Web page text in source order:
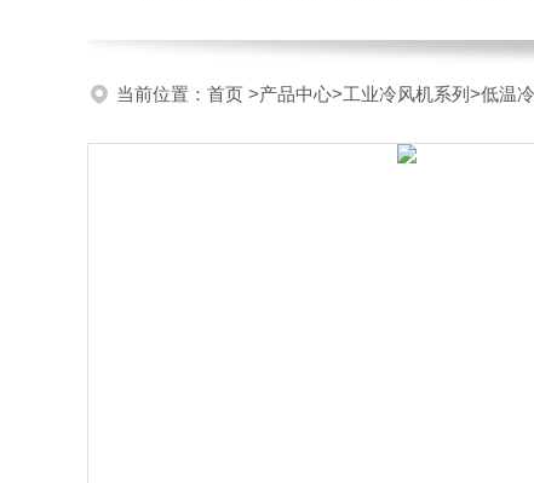
当前位置： 首页 >产品中心>工业冷风机系列 >低温